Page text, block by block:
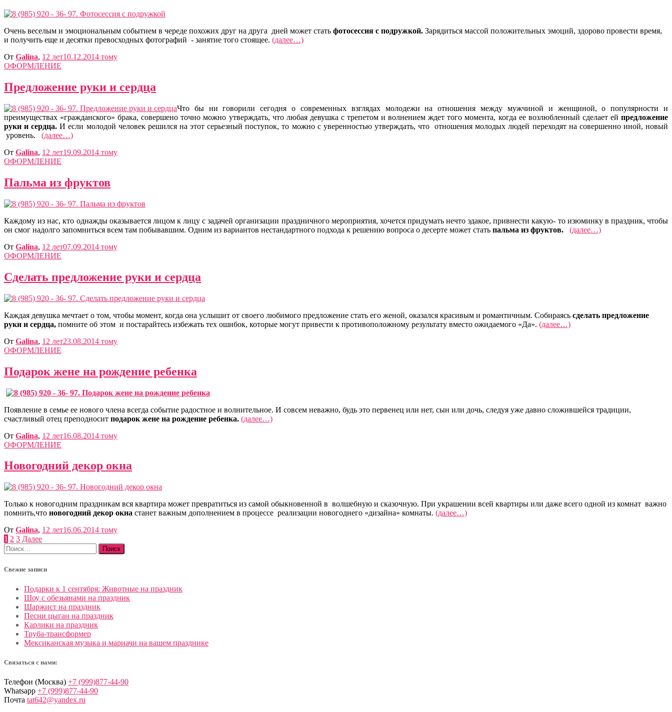
Очень веселым и эмоциональным событием в череде похожих друг на друга дней может стать фотосессия с подружкой. Зарядиться массой положительных эмоций, здорово провести время,
и получить еще и десятки превосходных фотографий - занятие того стоящее. (далее…)
От Galina, 12 лет10.12.2014 тому
ОФОРМЛЕНИЕ
Предложение руки и сердца
Что бы ни говорили сегодня о современных взглядах молодежи на отношения между мужчиной и женщиной, о популярности и
преимуществах «гражданского» брака, совершено точно можно утверждать, что любая девушка с трепетом и волнением ждет того момента, когда ее возлюбленный сделает ей предложение
руки и сердца.И если молодой человек решился на этот серьезный поступок, то можно с уверенностью утверждать, что отношения молодых людей переходят на совершенно иной, новый
уровень. (далее…)
От Galina, 12 лет19.09.2014 тому
ОФОРМЛЕНИЕ
Пальма из фруктов
Каждому из нас, кто однажды оказывается лицом к лицу с задачей организации праздничного мероприятия, хочется придумать нечто эдакое, привнести какую- то изюминку в праздник, чтобы
он смог надолго запомниться всем там побывавшим. Одним из вариантов нестандартного подхода к решению вопроса о десерте может стать пальма из фруктов.
(далее…)
От Galina, 12 лет07.09.2014 тому
ОФОРМЛЕНИЕ
Сделать предложение руки и сердца
Каждая девушка мечтает о том, чтобы момент, когда она услышит от своего любимого предложение стать его женой, оказался красивым и романтичным. Собираясь сделать предложение
руки и сердца, помните об этом и постарайтесь избежать тех ошибок, которые могут привести к противоположному результату вместо ожидаемого «Да». (далее…)
От Galina, 12 лет23.08.2014 тому
ОФОРМЛЕНИЕ
Подарок жене на рождение ребенка
Появление в семье ее нового члена всегда событие радостное и волнительное. И совсем неважно, будь это первенец или нет, сын или дочь, следуя уже давно сложившейся традиции,
счастливый отец преподносит подарок жене на рождение ребенка. (далее…)
От Galina, 12 лет16.08.2014 тому
ОФОРМЛЕНИЕ
Новогодний декор окна
Только к новогодним праздникам вся квартира может превратиться из самой обыкновенной в волшебную и сказочную. При украшении всей квартиры или даже всего одной из комнат важно
помнить,что новогодний декор окна станет важным дополнением в процессе реализации новогоднего «дизайна» комнаты. (далее…)
От Galina, 12 лет16.06.2014 тому
Пагинация
записей
1 2 3 Далее
Найти:
Свежие записи
Подарки к 1 сентября: Животные на праздник
Шоу с обезьянами на праздник
Шаржист на праздник
Песни цыган на праздник
Карлики на праздник
Труба-трансформер
Мексиканская музыка и мариачи на вашем празднике
Связаться с нами:
Телефон (Москва) +7 (999)877-44-90
Whatsapp +7 (999)877-44-90
Почта tat642@yandex.ru